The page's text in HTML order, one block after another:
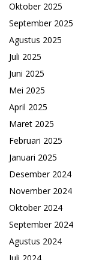
Oktober 2025
September 2025
Agustus 2025
Juli 2025
Juni 2025
Mei 2025
April 2025
Maret 2025
Februari 2025
Januari 2025
Desember 2024
November 2024
Oktober 2024
September 2024
Agustus 2024